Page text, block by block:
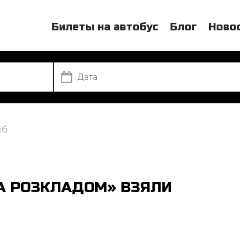
Билеты на автобус Блог
РОЗКЛАДОМ» ВЗЯЛИ